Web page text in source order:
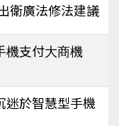
衛廣法修法建議
機支付大商機
迷於智慧型手機